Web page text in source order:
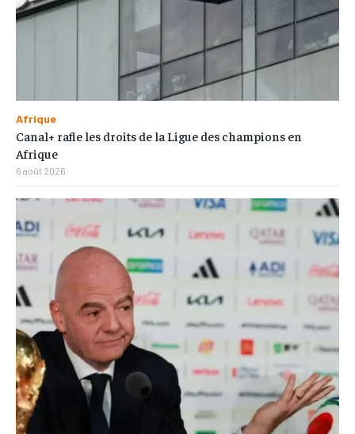
Afrique
Canal+ rafle les droits de la Ligue des champions en
Afrique
6 août 2026